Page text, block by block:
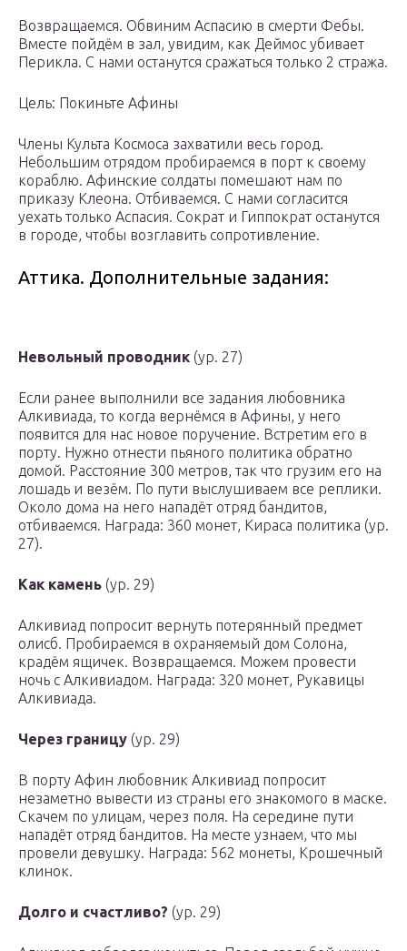
Возвращаемся. Обвиним Аспасию в смерти Фебы.
Вместе пойдём в зал, увидим, как Деймос убивает
Перикла. С нами останутся сражаться только 2 стража.
Цель: Покиньте Афины
Члены Культа Космоса захватили весь город.
Небольшим отрядом пробираемся в порт к своему
кораблю. Афинские солдаты помешают нам по
приказу Клеона. Отбиваемся. С нами согласится
уехать только Аспасия. Сократ и Гиппократ останутся
в городе, чтобы возглавить сопротивление.
Аттика. Дополнительные задания:
Невольный проводник (ур. 27)
Если ранее выполнили все задания любовника
Алкивиада, то когда вернёмся в Афины, у него
появится для нас новое поручение. Встретим его в
порту. Нужно отнести пьяного политика обратно
домой. Расстояние 300 метров, так что грузим его на
лошадь и везём. По пути выслушиваем все реплики.
Около дома на него нападёт отряд бандитов,
отбиваемся. Награда: 360 монет, Кираса политика (ур.
27).
Как камень (ур. 29)
Алкивиад попросит вернуть потерянный предмет
олисб. Пробираемся в охраняемый дом Солона,
крадём ящичек. Возвращаемся. Можем провести
ночь с Алкивиадом. Награда: 320 монет, Рукавицы
Алкивиада.
Через границу (ур. 29)
В порту Афин любовник Алкивиад попросит
незаметно вывести из страны его знакомого в маске.
Скачем по улицам, через поля. На середине пути
нападёт отряд бандитов. На месте узнаем, что мы
провели девушку. Награда: 562 монеты, Крошечный
клинок.
Долго и счастливо? (ур. 29)